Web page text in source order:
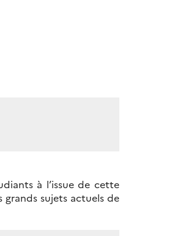
à l’issue de cette
grands sujets actuels de